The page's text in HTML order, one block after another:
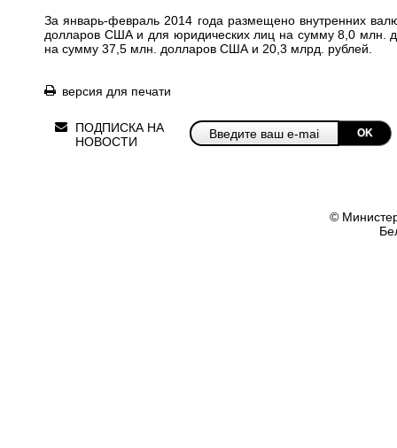
За январь-февраль 2014 года размещено внутренних
долларов США и для юридических лиц на сумму 8,0 млн.
на сумму 37,5 млн. долларов США и 20,3 млрд. рублей.
версия для печати
ПОДПИСКА НА
НОВОСТИ
OK
©